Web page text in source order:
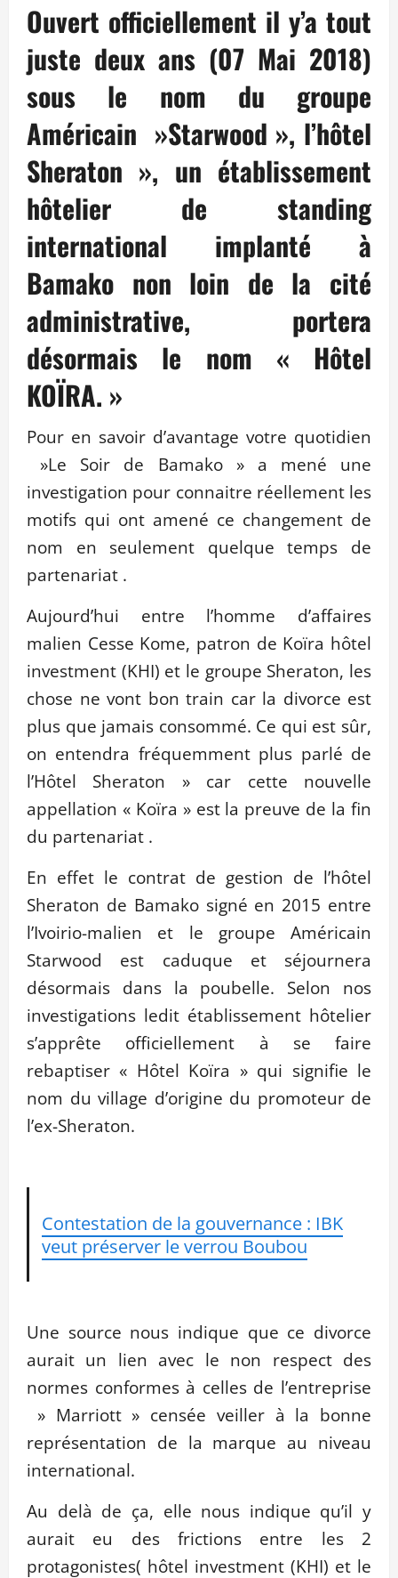
Ouvert officiellement il y’a tout
juste deux ans (07 Mai 2018)
sous le nom du groupe
Américain »Starwood », l’hôtel
Sheraton », un établissement
hôtelier de standing
international implanté à
Bamako non loin de la cité
administrative, portera
désormais le nom « Hôtel
KOÏRA. »
Pour en savoir d’avantage votre quotidien
»Le Soir de Bamako » a mené une
investigation pour connaitre réellement les
motifs qui ont amené ce changement de
nom en seulement quelque temps de
partenariat .
Aujourd’hui entre l’homme d’affaires
malien Cesse Kome, patron de Koïra hôtel
investment (KHI) et le groupe Sheraton, les
chose ne vont bon train car la divorce est
plus que jamais consommé. Ce qui est sûr,
on entendra fréquemment plus parlé de
l’Hôtel Sheraton » car cette nouvelle
appellation « Koïra » est la preuve de la fin
du partenariat .
En effet le contrat de gestion de l’hôtel
Sheraton de Bamako signé en 2015 entre
l’Ivoirio-malien et le groupe Américain
Starwood est caduque et séjournera
désormais dans la poubelle. Selon nos
investigations ledit établissement hôtelier
s’apprête officiellement à se faire
rebaptiser « Hôtel Koïra » qui signifie le
nom du village d’origine du promoteur de
l’ex-Sheraton.
Contestation de la gouvernance : IBK
veut préserver le verrou Boubou
Une source nous indique que ce divorce
aurait un lien avec le non respect des
normes conformes à celles de l’entreprise
» Marriott » censée veiller à la bonne
représentation de la marque au niveau
international.
Au delà de ça, elle nous indique qu’il y
aurait eu des frictions entre les 2
protagonistes( hôtel investment (KHI) et le